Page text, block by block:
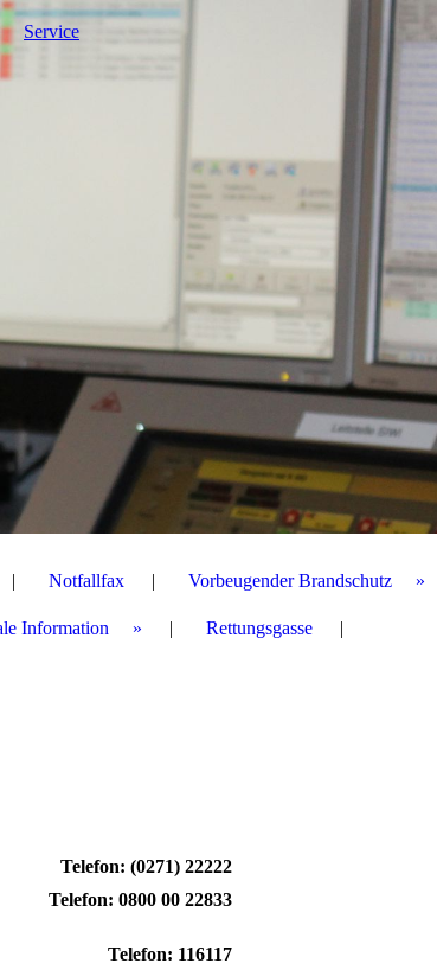
Service
Notfallfax Vorbeugender Brandschutz
Information Rettungsgasse
Telefon: (0271) 22222
Telefon: 0800 00 22833
Telefon: 116117